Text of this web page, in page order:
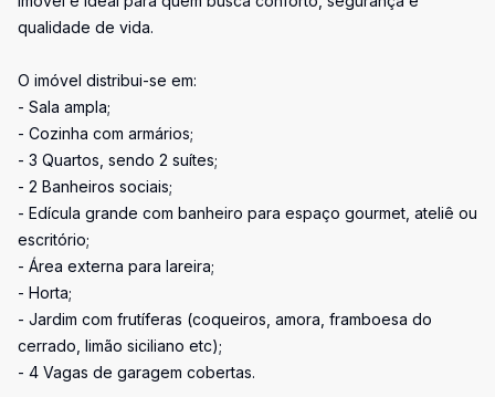
qualidade de vida.
O imóvel distribui-se em:
- Sala ampla;
- Cozinha com armários;
- 3 Quartos, sendo 2 suítes;
- 2 Banheiros sociais;
- Edícula grande com banheiro para espaço gourmet, ateliê ou
escritório;
- Área externa para lareira;
- Horta;
- Jardim com frutíferas (coqueiros, amora, framboesa do
cerrado, limão siciliano etc);
- 4 Vagas de garagem cobertas.